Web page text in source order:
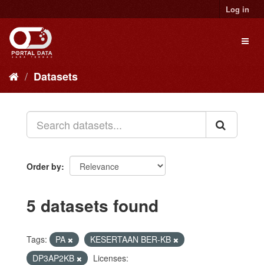
to
content
Log in
Datasets
Order by
5 datasets found
Tags: PA
KESERTAAN BER-KB
DP3AP2KB
Licenses: